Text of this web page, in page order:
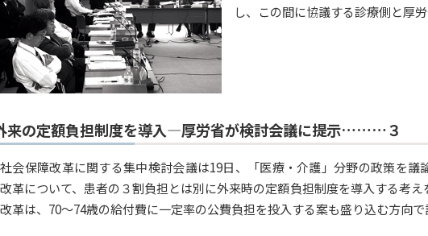
し、この間に協議する診療側と厚労
来の定額負担制度を導入―厚労省が検討会議に提示………３
社会保障改革に関する集中検討会議は19日、「医療・介護」分野の政策を議
革について、患者の３割負担とは別に外来時の定額負担制度を導入する考
革は、70～74歳の給付費に一定率の公費負担を投入する案も盛り込む方向で